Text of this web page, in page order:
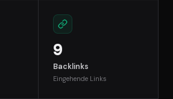
9
Backlinks
Eingehende Links